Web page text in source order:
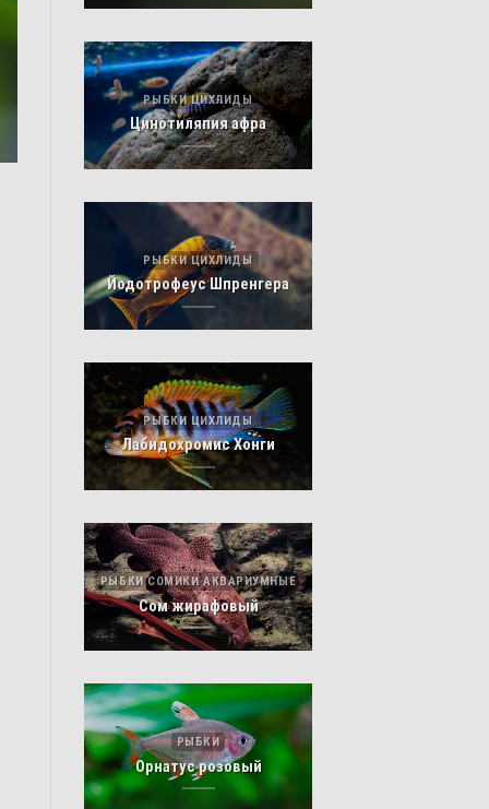
РЫБКИ ЦИХЛИДЫ
Цинотиляпия афра
РЫБКИ ЦИХЛИДЫ
Йодотрофеус Шпренгера
РЫБКИ ЦИХЛИДЫ
Лабидохромис Хонги
РЫБКИ СОМИКИ АКВАРИУМНЫЕ
Сом жирафовый
РЫБКИ
Орнатус розовый